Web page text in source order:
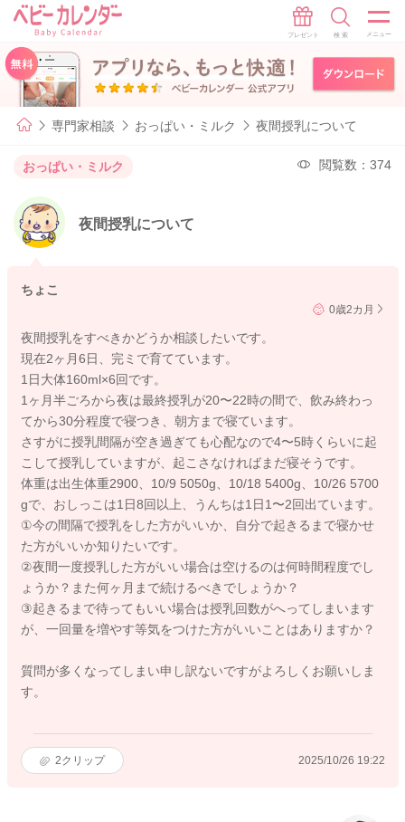
専門家相談 おっぱい・ミルク 夜間授乳について
おっぱい・ミルク 閲覧数：374
夜間授乳について
ちょこ
0歳2カ月
夜間授乳をすべきかどうか相談したいです。
現在2ヶ月6日、完ミで育てています。
1日大体160ml×6回です。
1ヶ月半ごろから夜は最終授乳が20〜22時の間で、飲み終わっ
てから30分程度で寝つき、朝方まで寝ています。
さすがに授乳間隔が空き過ぎても心配なので4〜5時くらいに起
こして授乳していますが、起こさなければまだ寝そうです。
体重は出生体重2900、10/9 5050g、10/18 5400g、10/26 5700
gで、おしっこは1日8回以上、うんちは1日1〜2回出ています。
①今の間隔で授乳をした方がいいか、自分で起きるまで寝かせ
た方がいいか知りたいです。
②夜間一度授乳した方がいい場合は空けるのは何時間程度でし
ょうか？また何ヶ月まで続けるべきでしょうか？
③起きるまで待ってもいい場合は授乳回数がへってしまいます
が、一回量を増やす等気をつけた方がいいことはありますか？
質問が多くなってしまい申し訳ないですがよろしくお願いしま
す。
2クリップ 2025/10/26 19:22